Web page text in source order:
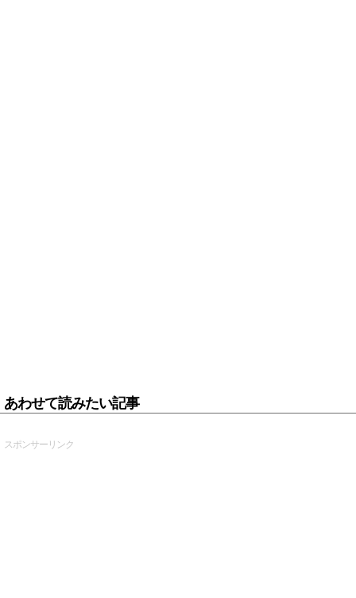
あわせて読みたい記事
スポンサーリンク